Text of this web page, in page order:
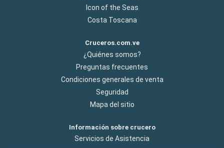
Icon of the Seas
Costa Toscana
Cruceros.com.ve
¿Quiénes somos?
Preguntas frecuentes
Condiciones generales de venta
Seguridad
Mapa del sitio
Información sobre crucero
Servicios de Asistencia